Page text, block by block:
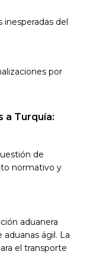
del
por
a Turquía:
de
normativo y
aduanera
ágil. La
el transporte